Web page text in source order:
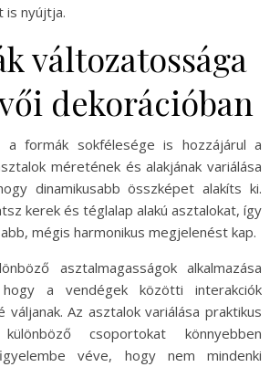
is nyújtja.
változatossága
dekorációban
formák sokfélesége is hozzájárul a
méretének és alakjának variálása
dinamikusabb összképet alakíts ki.
kerek és téglalap alakú asztalokat, így
mégis harmonikus megjelenést kap.
asztalmagasságok alkalmazása
a vendégek közötti interakciók
Az asztalok variálása praktikus
csoportokat könnyebben
véve, hogy nem mindenki